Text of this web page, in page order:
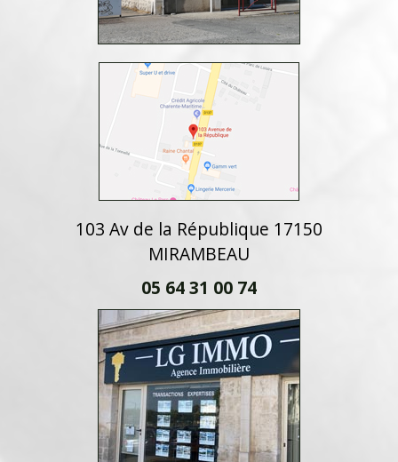
103 Av de la République 17150
MIRAMBEAU
05 64 31 00 74